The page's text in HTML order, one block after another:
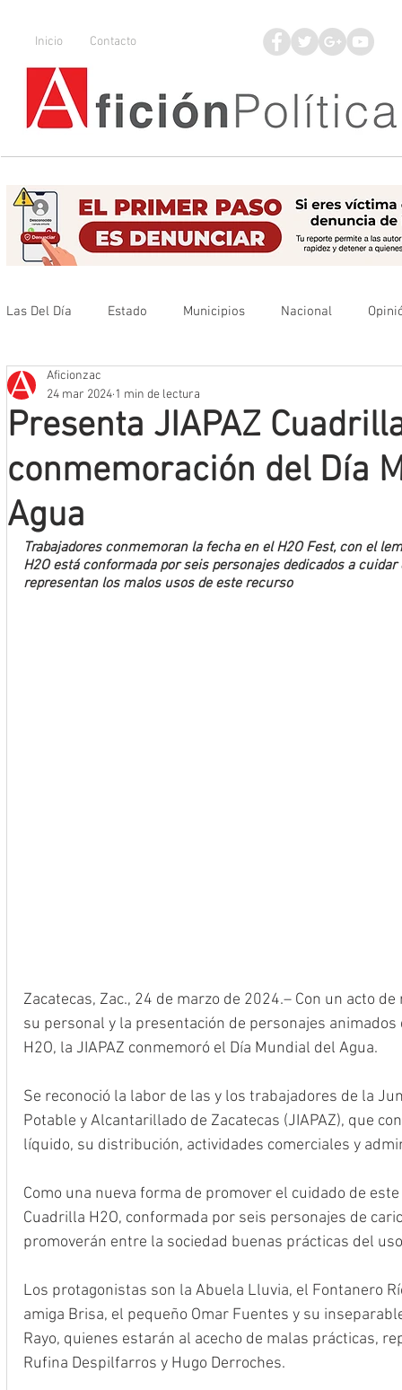
Inicio Contacto
Las Del Día Estado Municipios Nacional
Que no se olvide
Presenta JIAPAZ
conmemoración del Día
Agua
Aficionzac
24 mar 2024 1 min de lectura
Trabajadores conmemoran la fecha en el H2O Fest, con el
H2O está conformada por seis personajes dedicados a
representan los malos usos de este recurso
Zacatecas, Zac., 24 de marzo de 2024.– Con un acto
su personal y la presentación de personajes
H2O, la JIAPAZ conmemoró el Día Mundial del Agua.
Se reconoció la labor de las y los trabajadores de la
Potable y Alcantarillado de Zacatecas (JIAPAZ), que
líquido, su distribución, actividades comerciales y
Como una nueva forma de promover el cuidado de
Cuadrilla H2O, conformada por seis personajes de
promoverán entre la sociedad buenas prácticas del
Los protagonistas son la Abuela Lluvia, el Fontanero
amiga Brisa, el pequeño Omar Fuentes y su
Rayo, quienes estarán al acecho de malas prácticas,
Rufina Despilfarros y Hugo Derroches.